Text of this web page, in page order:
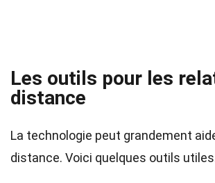
Les outils pour les
distance
La technologie peut grandement
distance. Voici quelques outils